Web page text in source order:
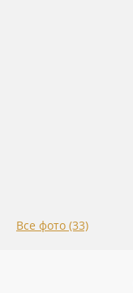
Все фото (33)